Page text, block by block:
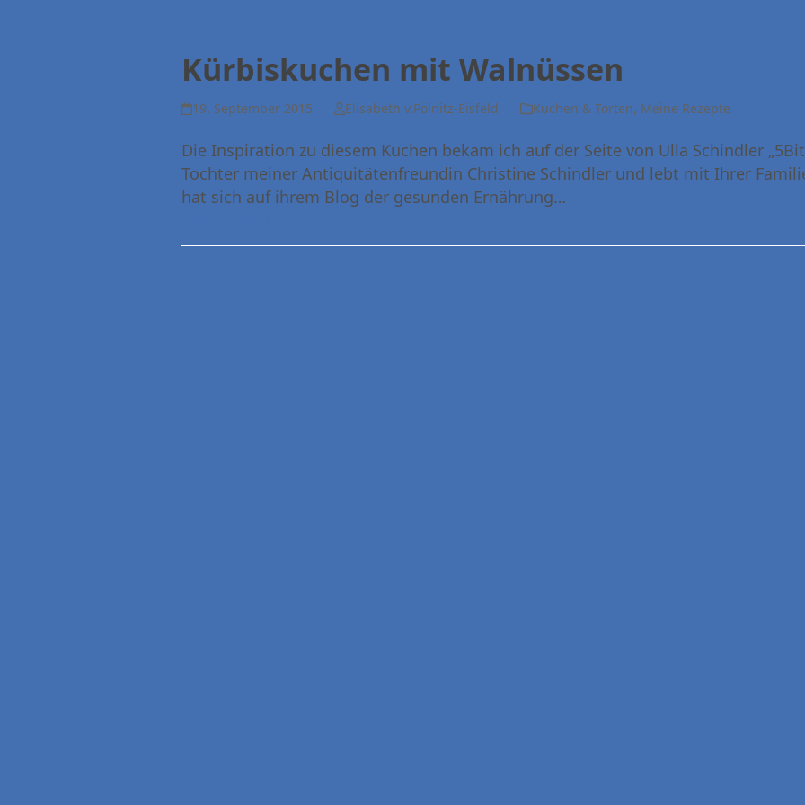
Kürbiskuchen mit Walnüssen
19. September 2015 Elisabeth v.Pölnitz-Eisfeld Kuchen & Torten, Meine Rezepte
Die Inspiration zu diesem Kuchen bekam ich auf der Seite von Ulla Schindler
Tochter meiner Antiquitätenfreundin Christine Schindler und lebt mit Ihrer
hat sich auf ihrem Blog der gesunden Ernährung…